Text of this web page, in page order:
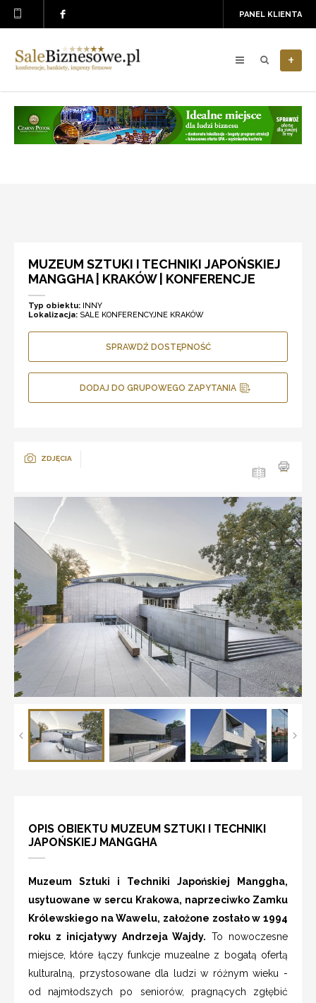
PANEL KLIENTA
+
MUZEUM SZTUKI I TECHNIKI JAPOŃSKIEJ
MANGGHA | KRAKÓW | KONFERENCJE
Typ obiektu: INNY
Lokalizacja: SALE KONFERENCYJNE KRAKÓW
SPRAWDŹ DOSTĘPNOŚĆ
DODAJ DO GRUPOWEGO ZAPYTANIA
ZDJĘCIA
OPIS OBIEKTU MUZEUM SZTUKI I TECHNIKI
JAPOŃSKIEJ MANGGHA
Muzeum Sztuki i Techniki Japońskiej Manggha,
usytuowane w sercu Krakowa, naprzeciwko Zamku
Królewskiego na Wawelu, założone zostało w 1994
roku z inicjatywy Andrzeja Wajdy. To nowoczesne
miejsce, które łączy funkcje muzealne z bogatą ofertą
kulturalną, przystosowane dla ludzi w różnym wieku -
od najmłodszych po seniorów, pragnących zgłębić